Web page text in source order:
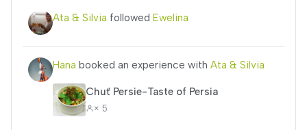
Ata & Silvia followed Ewelina
Hana booked an experience with Ata & Silvia
Chuť Persie-Taste of Persia
× 5